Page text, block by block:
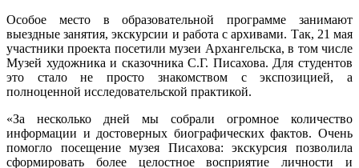
Особое место в образовательной программе занимают
выездные занятия, экскурсии и работа с архивами. Так, 21 мая
участники проекта посетили музеи Архангельска, в том числе
Музей художника и сказочника С.Г. Писахова. Для студентов
это стало не просто знакомством с экспозицией, а
полноценной исследовательской практикой.
«За несколько дней мы собрали огромное количество
информации и достоверных биографических фактов. Очень
помогло посещение музея Писахова: экскурсия позволила
сформировать более целостное восприятие личности и